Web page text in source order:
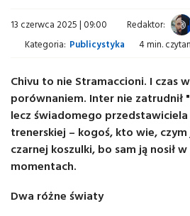
13 czerwca 2025 | 09:00 Redaktor:
Kategoria: Publicystyka 4 min.
Chivu to nie Stramaccioni. I czas
porównaniem. Inter nie zatrudnił
lecz świadomego
trenerskiej – kogoś, kto wie,
czarnej koszulki, bo sam ją nosił
momentach.
Dwa różne światy